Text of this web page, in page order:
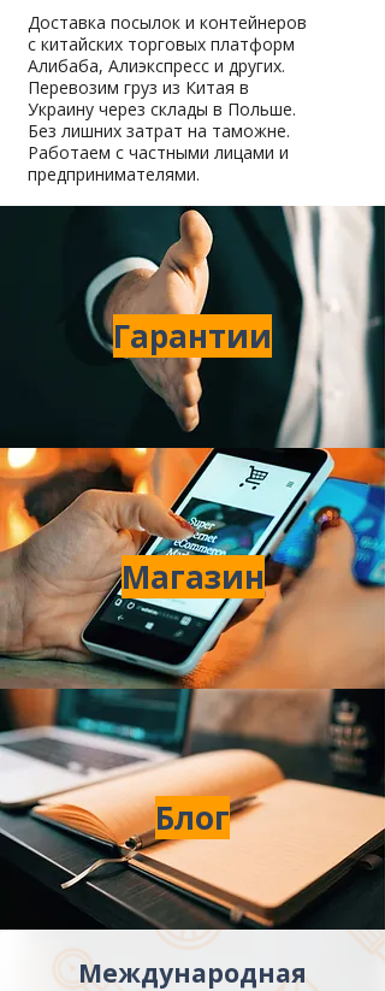
Доставка посылок и контейнеров
с китайских торговых платформ
Алибаба, Алиэкспресс и других.
Перевозим груз из Китая в
Украину через склады в Польше.
Без лишних затрат на таможне.
Работаем с частными лицами и
предпринимателями.
Гарантии
Магазин
Блог
Международная